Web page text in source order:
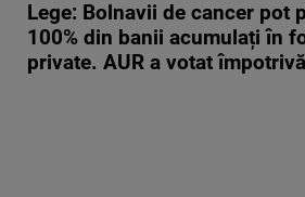
Lege: Bolnavii de cancer pot
100% din banii acumulați în
private. AUR a votat împotrivă